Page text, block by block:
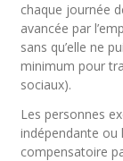
chaque journée
avancée par
sans qu’elle ne
minimum pour
sociaux).
Les personnes
indépendante ou
compensatoire